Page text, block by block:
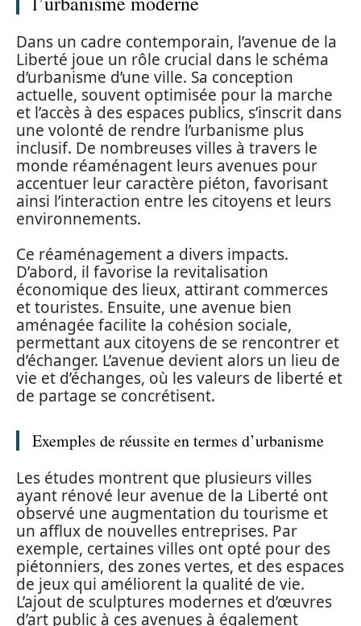
Dans un cadre contemporain, l’avenue de la
Liberté joue un rôle crucial dans le schéma
d’urbanisme d’une ville. Sa conception
actuelle, souvent optimisée pour la marche
et l’accès à des espaces publics, s’inscrit dans
une volonté de rendre l’urbanisme plus
inclusif. De nombreuses villes à travers le
monde réaménagent leurs avenues pour
accentuer leur caractère piéton, favorisant
ainsi l’interaction entre les citoyens et leurs
environnements.
Ce réaménagement a divers impacts.
D’abord, il favorise la revitalisation
économique des lieux, attirant commerces
et touristes. Ensuite, une avenue bien
aménagée facilite la cohésion sociale,
permettant aux citoyens de se rencontrer et
d’échanger. L’avenue devient alors un lieu de
vie et d’échanges, où les valeurs de liberté et
de partage se concrétisent.
Exemples de réussite en termes d’urbanisme
Les études montrent que plusieurs villes
ayant rénové leur avenue de la Liberté ont
observé une augmentation du tourisme et
un afflux de nouvelles entreprises. Par
exemple, certaines villes ont opté pour des
piétonniers, des zones vertes, et des espaces
de jeux qui améliorent la qualité de vie.
L’ajout de sculptures modernes et d’œuvres
d’art public à ces avenues à également